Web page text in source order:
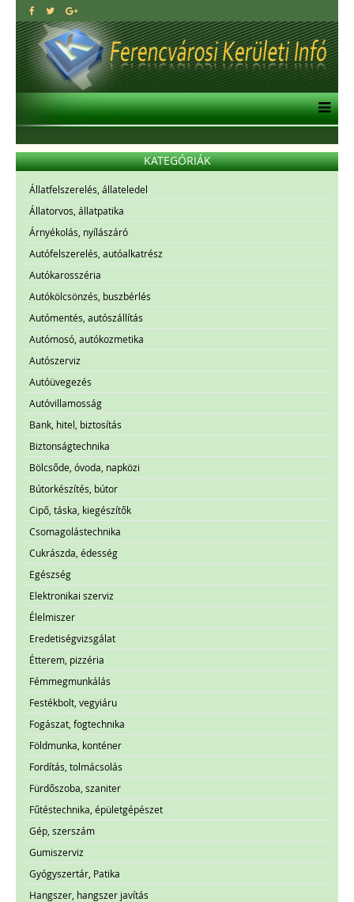
KATEGÓRIÁK
Állatfelszerelés, állateledel
Állatorvos, állatpatika
Árnyékolás, nyílászáró
Autófelszerelés, autóalkatrész
Autókarosszéria
Autókölcsönzés, buszbérlés
Autómentés, autószállítás
Autómosó, autókozmetika
Autószerviz
Autóüvegezés
Autóvillamosság
Bank, hitel, biztosítás
Biztonságtechnika
Bölcsőde, óvoda, napközi
Bútorkészítés, bútor
Cipő, táska, kiegészítők
Csomagolástechnika
Cukrászda, édesség
Egészség
Elektronikai szerviz
Élelmiszer
Eredetiségvizsgálat
Étterem, pizzéria
Fémmegmunkálás
Festékbolt, vegyiáru
Fogászat, fogtechnika
Földmunka, konténer
Fordítás, tolmácsolás
Fürdőszoba, szaniter
Fűtéstechnika, épületgépészet
Gép, szerszám
Gumiszerviz
Gyógyszertár, Patika
Hangszer, hangszer javítás